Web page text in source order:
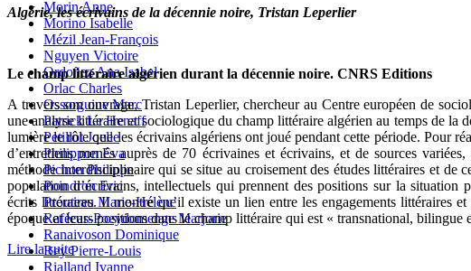
Morin Anne
Morino Isabelle
Mézil Jean-François
Nguyen Victoire
Ordoñez Ana Isabel
Orlac Charles
Ossorguine Marc
Patrick Le Henaff
Petillot Joelle
Philippon Eva
Pichon Philippe
Poindron Eric
Prouteau Marie-Hélène
Rafécas-Poeydomenge Marjorie
Ranaivoson Dominique
Rey Pierre-Louis
Rialland Ivanne
Algérie, les écrivains de la décennie noire, Tristan Leperlier
Le champ littéraire algérien durant la décennie noire. CNRS Editions
A travers son ouvrage, Tristan Leperlier, chercheur au Centre européen de
une analyse littéraire et sociologique du champ littéraire algérien au temps de la
lumière le rôle que les écrivains algériens ont joué pendant cette période. Pour
d’entretiens menés auprès de 70 écrivaines et écrivains, et de sources
méthode interdisciplinaire qui se situe au croisement des études littéraires et de
population d’écrivains, intellectuels qui prennent des positions sur la situation
écrits littéraires. Il montre qu’il existe un lien entre les engagements littéraires
époque et leurs positions dans le champ littéraire qui est « transnational, bilingue
Lire la suite